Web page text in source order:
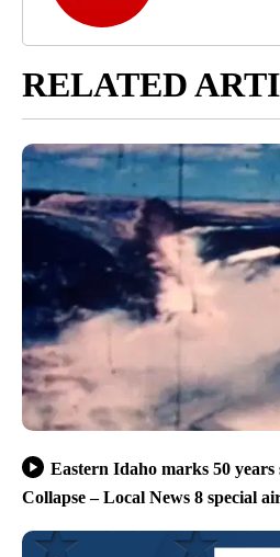
RELATED
Eastern Idaho marks 50 years
Collapse – Local News 8 special